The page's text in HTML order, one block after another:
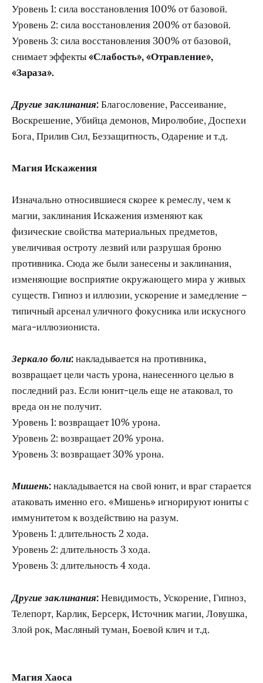
Уровень 1: сила восстановления 100% от базовой.
Уровень 2: сила восстановления 200% от базовой.
Уровень 3: сила восстановления 300% от базовой,
снимает эффекты«Слабость», «Отравление»,
«Зараза».
Другие заклинания:Благословение, Рассеивание,
Воскрешение, Убийца демонов, Миролюбие, Доспехи
Бога, Прилив Сил, Беззащитность, Одарение и т.д.
Магия Искажения
Изначально относившиеся скорее к ремеслу, чем к
магии, заклинания Искажения изменяют как
физические свойства материальных предметов,
увеличивая остроту лезвий или разрушая броню
противника. Сюда же были занесены и заклинания,
изменяющие восприятие окружающего мира у живых
существ. Гипноз и иллюзии, ускорение и замедление –
типичный арсенал уличного фокусника или искусного
мага-иллюзиониста.
Зеркало боли:накладывается на противника,
возвращает цели часть урона, нанесенного целью в
последний раз. Если юнит-цель еще не атаковал, то
вреда он не получит.
Уровень 1: возвращает 10% урона.
Уровень 2: возвращает 20% урона.
Уровень 3: возвращает 30% урона.
Мишень:накладывается на свой юнит, и враг старается
атаковать именно его. «Мишень» игнорируют юниты с
иммунитетом к воздействию на разум.
Уровень 1: длительность 2 хода.
Уровень 2: длительность 3 хода.
Уровень 3: длительность 4 хода.
Другие заклинания:Невидимость, Ускорение, Гипноз,
Телепорт, Карлик, Берсерк, Источник магии, Ловушка,
Злой рок, Масляный туман, Боевой клич и т.д.
Магия Хаоса